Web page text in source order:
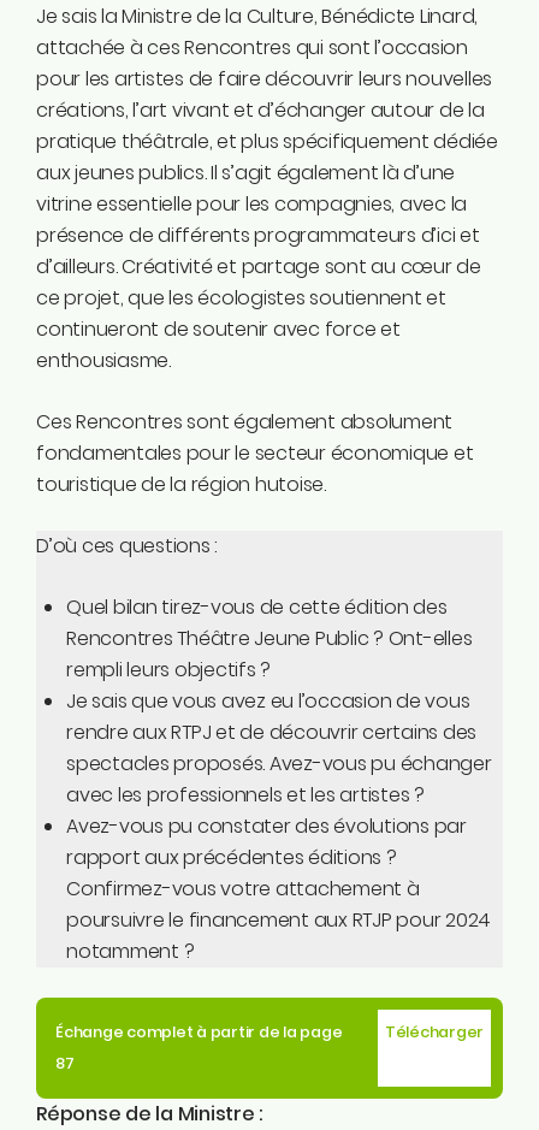
Je sais la Ministre de la Culture, Bénédicte Linard,
attachée à ces Rencontres qui sont l’occasion
pour les artistes de faire découvrir leurs nouvelles
créations, l’art vivant et d’échanger autour de la
pratique théâtrale, et plus spécifiquement dédiée
aux jeunes publics. Il s’agit également là d’une
vitrine essentielle pour les compagnies, avec la
présence de différents programmateurs d’ici et
d’ailleurs. Créativité et partage sont au cœur de
ce projet, que les écologistes soutiennent et
continueront de soutenir avec force et
enthousiasme.
Ces Rencontres sont également absolument
fondamentales pour le secteur économique et
touristique de la région hutoise.
D’où ces questions :
Quel bilan tirez-vous de cette édition des
Rencontres Théâtre Jeune Public ? Ont-elles
rempli leurs objectifs ?
Je sais que vous avez eu l’occasion de vous
rendre aux RTPJ et de découvrir certains des
spectacles proposés. Avez-vous pu échanger
avec les professionnels et les artistes ?
Avez-vous pu constater des évolutions par
rapport aux précédentes éditions ?
Confirmez-vous votre attachement à
poursuivre le financement aux RTJP pour 2024
notamment ?
Échange complet à partir de la page
87
Télécharger
Réponse de la Ministre :